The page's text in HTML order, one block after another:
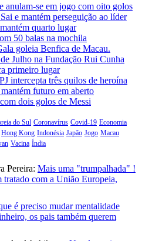
anulam-se em jogo com oito golos
e mantém perseguição ao líder
quarto lugar
50 balas na mochila
goleia Benfica de Macau.
Julho na Fundação Rui Cunha
primeiro lugar
intercepta três quilos de heroína
futuro em aberto
dois golos de Messi
do Sul Coronavírus Covid-19 Economia
Hong Kong Indonésia Japão Jogo Macau
Vacina Índia
Pereira: Mais uma "trumpalhada" !
com a União Europeia,
é preciso mudar mentalidade
os pais também querem